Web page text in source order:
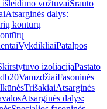
išleidimo vožtuvaiSrauto
Atsarginės dalys:
kontūrų
VykdikliaiPatalpos
izoliacijaPastato
VamzdžiaiFasoninės
TrišakiaiAtsarginės
Atsarginės dalys: